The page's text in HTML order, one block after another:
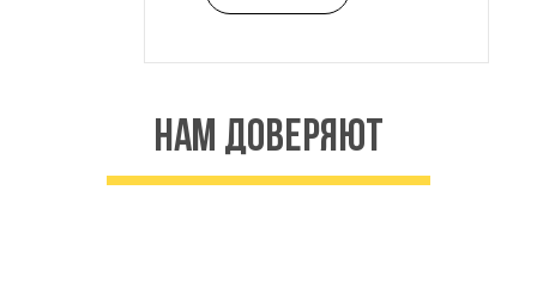
нам доверяют